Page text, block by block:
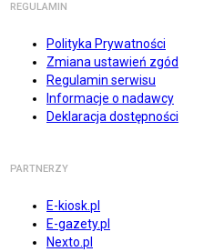
REGULAMIN
Polityka Prywatności
Zmiana ustawień zgód
Regulamin serwisu
Informacje o nadawcy
Deklaracja dostępności
PARTNERZY
E-kiosk.pl
E-gazety.pl
Nexto.pl